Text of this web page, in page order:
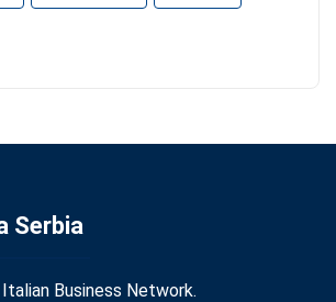
Serbia
Business Network.